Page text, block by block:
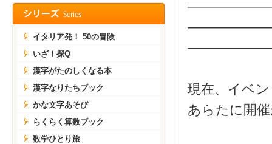
現在、イベ
あらたに開
イタリア発！ 50の冒険
いざ！探Q
漢字がたのしくなる本
漢字なりたちブック
かな文字あそび
らくらく算数ブック
数学ひとり旅